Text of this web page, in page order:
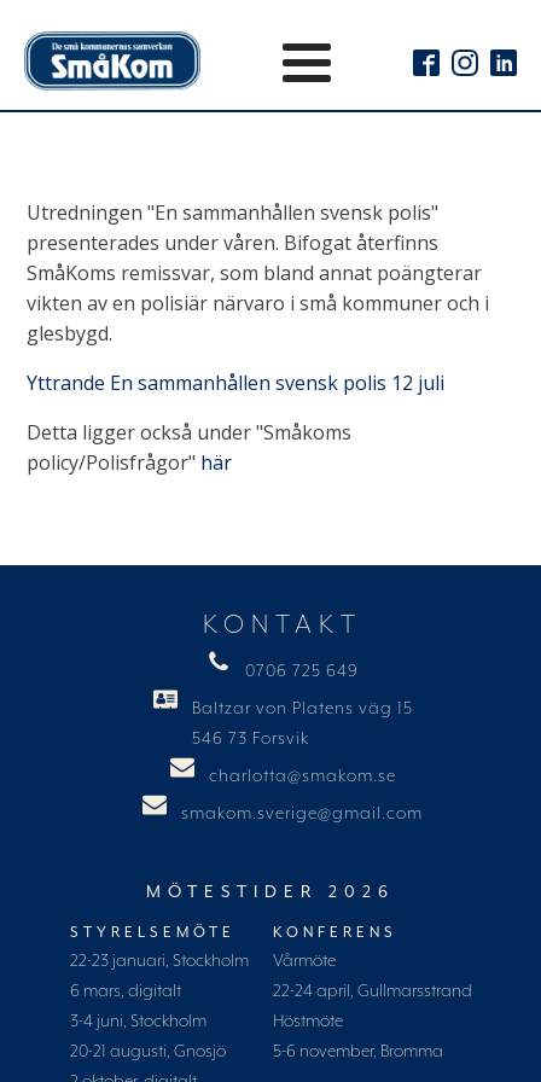
Utredningen "En sammanhållen svensk polis"
presenterades under våren. Bifogat återfinns
SmåKoms remissvar, som bland annat poängterar
vikten av en polisiär närvaro i små kommuner och i
glesbygd.
Yttrande En sammanhållen svensk polis 12 juli
Detta ligger också under "Småkoms
policy/Polisfrågor" här
KONTAKT
0706 725 649
Baltzar von Platens väg 15
546 73 Forsvik
charlotta@smakom.se
smakom.sverige@gmail.com
MÖTESTIDER 2026
STYRELSEMÖTE
22-23 januari, Stockholm
6 mars, digitalt
3-4 juni, Stockholm
20-21 augusti, Gnosjö
KONFERENS
Vårmöte
22-24 april, Gullmarsstrand
Höstmöte
5-6 november, Bromma